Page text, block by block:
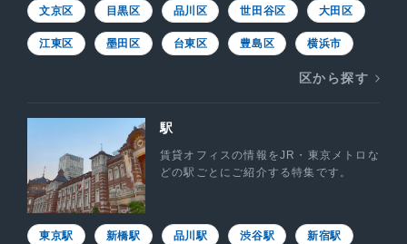
文京区 目黒区 品川区 世田谷区 大田区
江東区 墨田区 台東区 豊島区 横浜市
区から探す
駅
賃貸オフィスの情報をJR・東京メトロな
どの駅ごとにご紹介する特集です。
東京駅 新橋駅 品川駅 渋谷駅 新宿駅